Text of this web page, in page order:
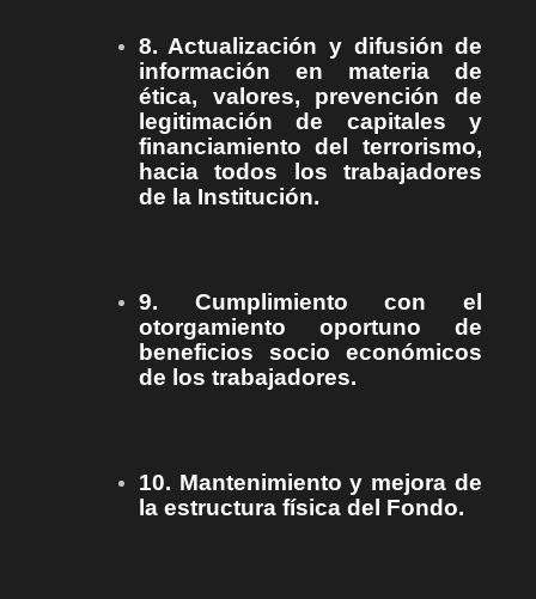
8. Actualización y difusión de
información en materia de
ética, valores, prevención de
legitimación de capitales y
financiamiento del terrorismo,
hacia todos los trabajadores
de la Institución.
9. Cumplimiento con el
otorgamiento oportuno de
beneficios socio económicos
de los trabajadores.
10. Mantenimiento y mejora de
la estructura física del Fondo.